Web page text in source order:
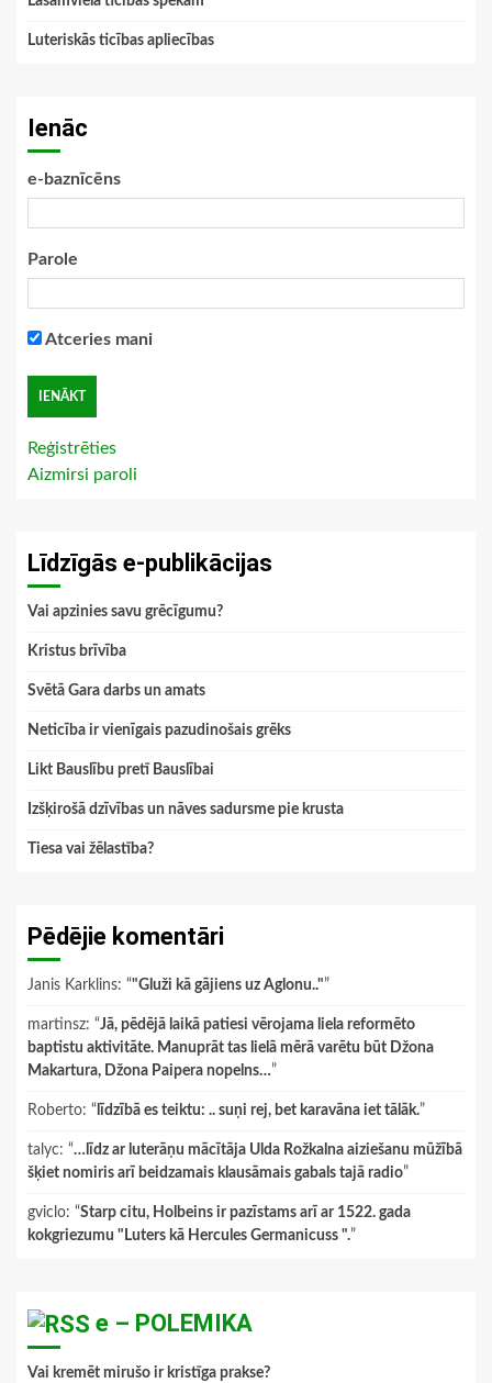
Luteriskās ticības apliecības
Ienāc
e-baznīcēns
Parole
Atceries mani
Reģistrēties
Aizmirsi paroli
Līdzīgās e-publikācijas
Vai apzinies savu grēcīgumu?
Kristus brīvība
Svētā Gara darbs un amats
Neticība ir vienīgais pazudinošais grēks
Likt Bauslību pretī Bauslībai
Izšķirošā dzīvības un nāves sadursme pie krusta
Tiesa vai žēlastība?
Pēdējie komentāri
Janis Karklins: “"Gluži kā gājiens uz Aglonu.."”
martinsz: “Jā, pēdējā laikā patiesi vērojama liela reformēto
baptistu aktivitāte. Manuprāt tas lielā mērā varētu būt Džona
Makartura, Džona Paipera nopelns…”
Roberto: “ līdzībā es teiktu: .. suņi rej, bet karavāna iet tālāk.”
talyc: “…līdz ar luterāņu mācītāja Ulda Rožkalna aiziešanu mūžībā
šķiet nomiris arī beidzamais klausāmais gabals tajā radio”
gviclo: “Starp citu, Holbeins ir pazīstams arī ar 1522. gada
kokgriezumu "Luters kā Hercules Germanicuss ".”
e – POLEMIKA
Vai kremēt mirušo ir kristīga prakse?